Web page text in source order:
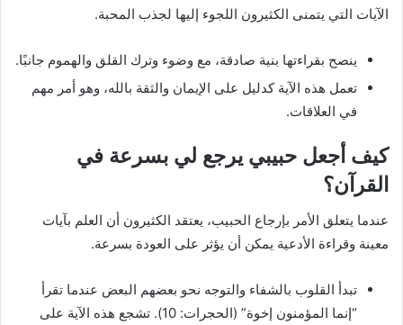
الآيات التي يتمنى الكثيرون اللجوء إليها لجذب المحبة.
ينصح بقراءتها بنية صادقة، مع وضوء وترك القلق والهموم جانبًا.
تعمل هذه الآية كدليل على الإيمان والثقة بالله، وهو أمر مهم
في العلاقات.
كيف أجعل حبيبي يرجع لي بسرعة في
القرآن؟
عندما يتعلق الأمر بإرجاع الحبيب، يعتقد الكثيرون أن العلم بآيات
معينة وقراءة الأدعية يمكن أن يؤثر على العودة بسرعة.
تبدأ القلوب بالشفاء والتوجه نحو بعضهم البعض عندما تقرأ
“إنما المؤمنون إخوة” (الحجرات: 10). تشجع هذه الآية على